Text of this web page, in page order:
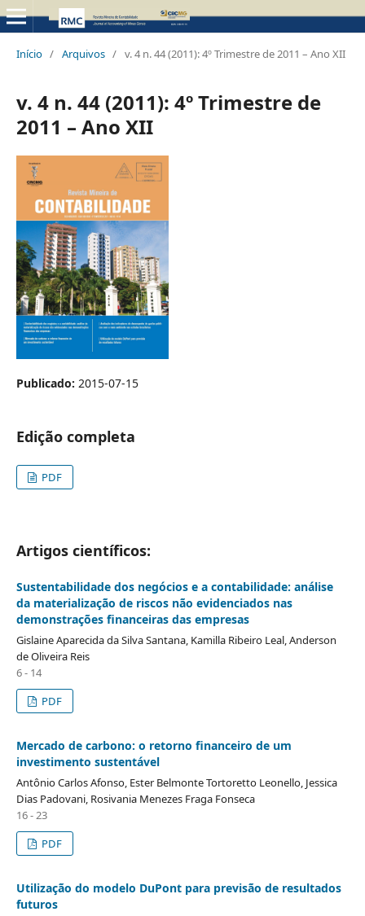
Início / Arquivos / v. 4 n. 44 (2011): 4º Trimestre de 2011 – Ano XII
v. 4 n. 44 (2011): 4º Trimestre de
2011 – Ano XII
Publicado: 2015-07-15
Edição completa
PDF
Artigos científicos:
Sustentabilidade dos negócios e a contabilidade: análise
da materialização de riscos não evidenciados nas
demonstrações financeiras das empresas
Gislaine Aparecida da Silva Santana, Kamilla Ribeiro Leal, Anderson
de Oliveira Reis
6 - 14
PDF
Mercado de carbono: o retorno financeiro de um
investimento sustentável
Antônio Carlos Afonso, Ester Belmonte Tortoretto Leonello, Jessica
Dias Padovani, Rosivania Menezes Fraga Fonseca
16 - 23
PDF
Utilização do modelo DuPont para previsão de resultados
futuros